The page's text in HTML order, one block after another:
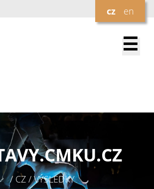
cz en
☰
CMKU.CZ
/ CZ / VÝSLEDKY